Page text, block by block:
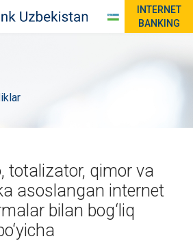
INTERNET
BANKING
totalizator, qimor va
asoslangan internet
bilan bog‘liq